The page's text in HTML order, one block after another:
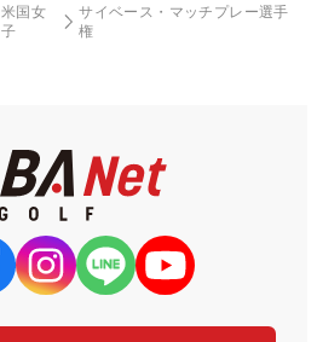
米国女
子
サイベース・マッチプレー選手
権